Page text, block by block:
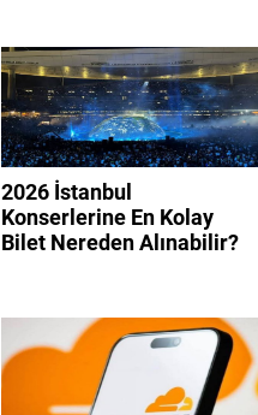
2026 İstanbul
Konserlerine En Kolay
Bilet Nereden Alınabilir?